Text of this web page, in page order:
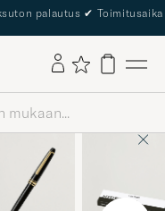
palautus ✔ Toimitusaika